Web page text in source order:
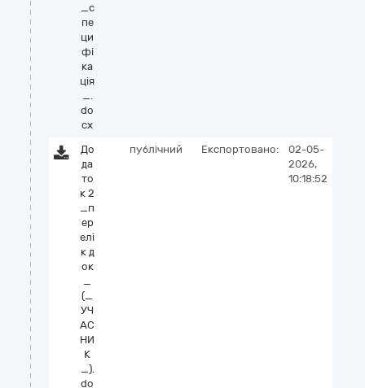
_с
пе
ци
фі
ка
ція
_.
do
cx
До
да
то
к 2
_п
ер
елі
к д
ок
_
(_
УЧ
АС
НИ
К
_).
do
публічний Експортовано:
02-05-
2026,
10:18:52